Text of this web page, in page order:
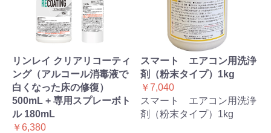
リンレイ クリアリコーティ
ング（アルコール消毒液で
白くなった床の修復）
500mL + 専用スプレーボト
ル 180mL
￥6,380
スマート エアコン用洗浄
剤（粉末タイプ）1kg
￥7,040
スマート エアコン用洗浄
剤（粉末タイプ）1kg